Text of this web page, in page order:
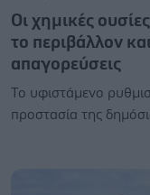
Οι χημικές
το περιβάλλον
απαγορεύσεις
Το υφιστάμενο
προστασία της